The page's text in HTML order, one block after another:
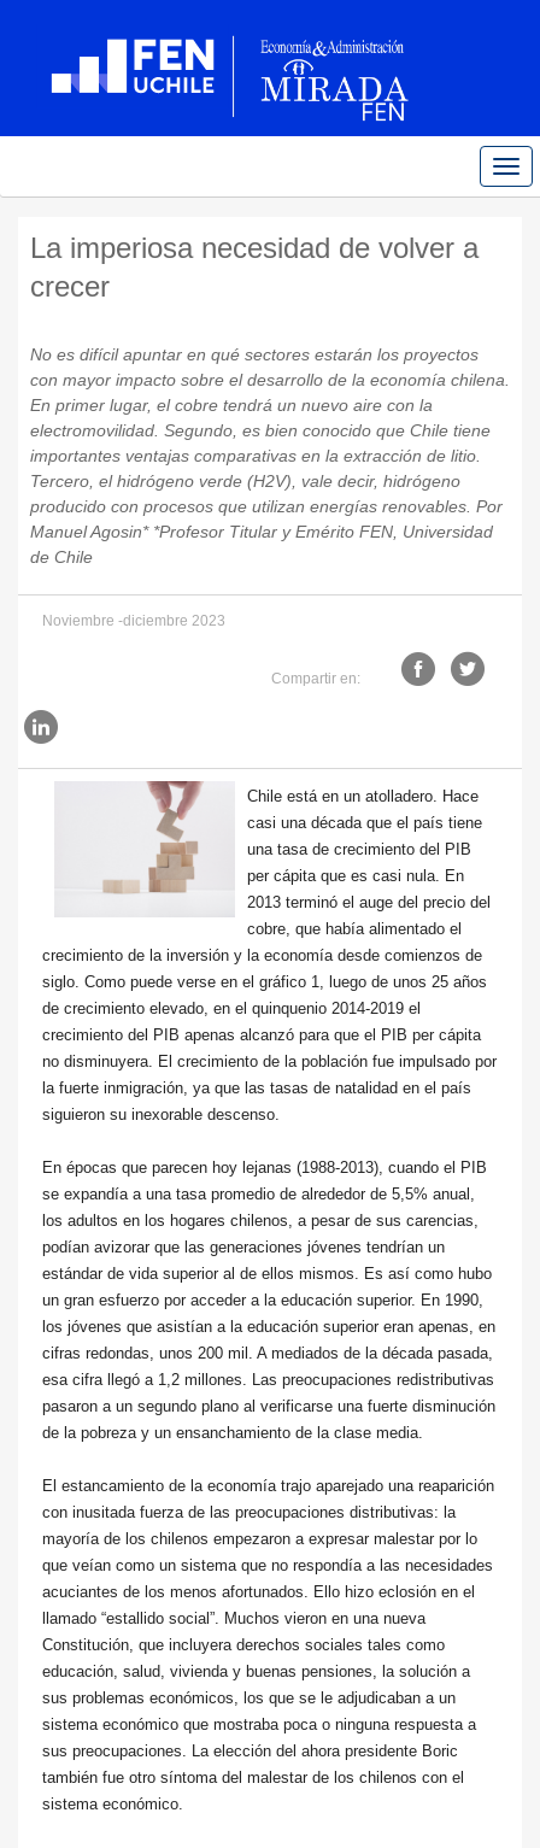
La imperiosa necesidad de volver a
crecer
No es difícil apuntar en qué sectores estarán los proyectos
con mayor impacto sobre el desarrollo de la economía chilena.
En primer lugar, el cobre tendrá un nuevo aire con la
electromovilidad. Segundo, es bien conocido que Chile tiene
importantes ventajas comparativas en la extracción de litio.
Tercero, el hidrógeno verde (H2V), vale decir, hidrógeno
producido con procesos que utilizan energías renovables. Por
Manuel Agosin* *Profesor Titular y Emérito FEN, Universidad
de Chile
Noviembre -diciembre 2023
Compartir en:
Chile está en un atolladero. Hace
casi una década que el país tiene
una tasa de crecimiento del PIB
per cápita que es casi nula. En
2013 terminó el auge del precio del
cobre, que había alimentado el
crecimiento de la inversión y la economía desde comienzos de
siglo. Como puede verse en el gráfico 1, luego de unos 25 años
de crecimiento elevado, en el quinquenio 2014-2019 el
crecimiento del PIB apenas alcanzó para que el PIB per cápita
no disminuyera. El crecimiento de la población fue impulsado por
la fuerte inmigración, ya que las tasas de natalidad en el país
siguieron su inexorable descenso.
En épocas que parecen hoy lejanas (1988-2013), cuando el PIB
se expandía a una tasa promedio de alrededor de 5,5% anual,
los adultos en los hogares chilenos, a pesar de sus carencias,
podían avizorar que las generaciones jóvenes tendrían un
estándar de vida superior al de ellos mismos. Es así como hubo
un gran esfuerzo por acceder a la educación superior. En 1990,
los jóvenes que asistían a la educación superior eran apenas, en
cifras redondas, unos 200 mil. A mediados de la década pasada,
esa cifra llegó a 1,2 millones. Las preocupaciones redistributivas
pasaron a un segundo plano al verificarse una fuerte disminución
de la pobreza y un ensanchamiento de la clase media.
El estancamiento de la economía trajo aparejado una reaparición
con inusitada fuerza de las preocupaciones distributivas: la
mayoría de los chilenos empezaron a expresar malestar por lo
que veían como un sistema que no respondía a las necesidades
acuciantes de los menos afortunados. Ello hizo eclosión en el
llamado “estallido social”. Muchos vieron en una nueva
Constitución, que incluyera derechos sociales tales como
educación, salud, vivienda y buenas pensiones, la solución a
sus problemas económicos, los que se le adjudicaban a un
sistema económico que mostraba poca o ninguna respuesta a
sus preocupaciones. La elección del ahora presidente Boric
también fue otro síntoma del malestar de los chilenos con el
sistema económico.